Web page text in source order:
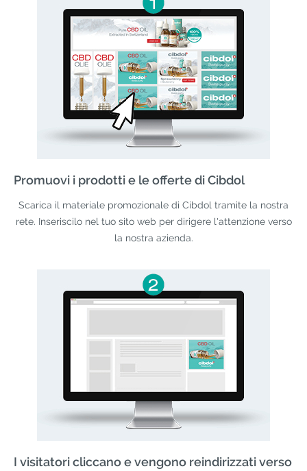
Promuovi i prodotti e le offerte di Cibdol
Scarica il materiale promozionale di Cibdol tramite la nostra
rete. Inseriscilo nel tuo sito web per dirigere l'attenzione verso
la nostra azienda.
I visitatori cliccano e vengono reindirizzati verso